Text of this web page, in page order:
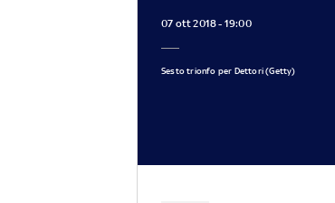
07 ott 2018 - 19:00
Sesto trionfo per Dettori (Getty)